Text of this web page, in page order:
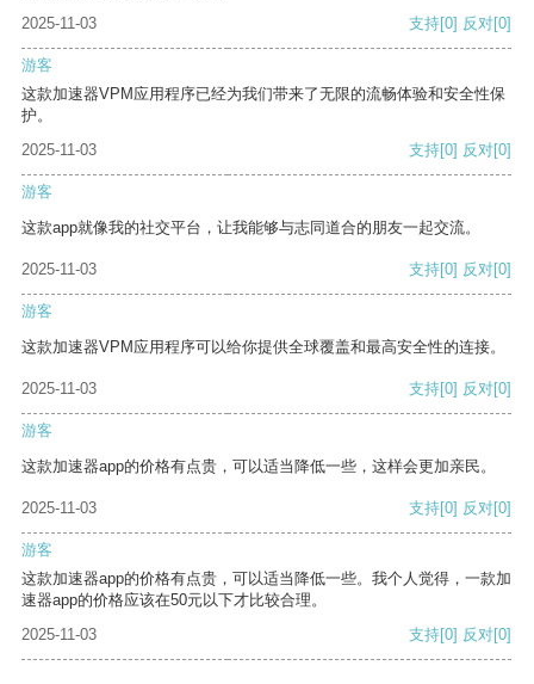
2025-11-03
支持[0] 反对[0]
游客
这款加速器VPM应用程序已经为我们带来了无限的流畅体验和安全性保
护。
2025-11-03
支持[0] 反对[0]
游客
这款app就像我的社交平台，让我能够与志同道合的朋友一起交流。
2025-11-03 支持[0] 反对[0]
游客
这款加速器VPM应用程序可以给你提供全球覆盖和最高安全性的连接。
2025-11-03 支持[0] 反对[0]
游客
这款加速器app的价格有点贵，可以适当降低一些，这样会更加亲民。
2025-11-03 支持[0] 反对[0]
游客
这款加速器app的价格有点贵，可以适当降低一些。我个人觉得，一款加
速器app的价格应该在50元以下才比较合理。
2025-11-03
支持[0] 反对[0]